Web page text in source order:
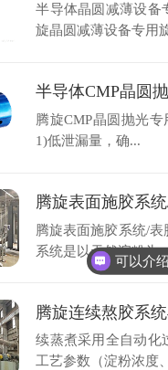
半导体晶圆减薄设备
旋晶圆减薄设备专用
腾旋CMP晶圆抛光
1)低泄漏量，确...
腾旋表面施胶系统/表
系统是以天然淀粉为
续蒸煮采用全自动化
工艺参数（淀粉浓度